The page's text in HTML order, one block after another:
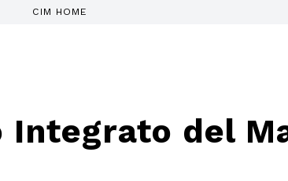
CIM HOME
Integrato del